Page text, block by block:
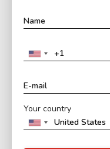
Your country